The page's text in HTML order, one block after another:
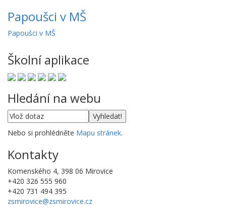
Papoušci v MŠ
Papoušci v MŠ
Školní aplikace
Hledání na webu
Nebo si prohlédněte Mapu stránek.
Kontakty
Komenského 4, 398 06 Mirovice
+420 326 555 960
+420 731 494 395
zsmirovice@zsmirovice.cz